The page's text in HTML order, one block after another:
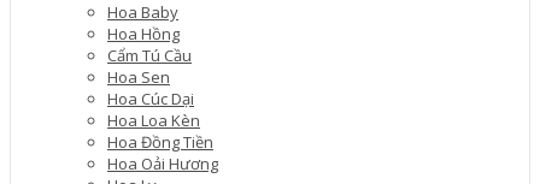
Hoa Baby
Hoa Hồng
Cẩm Tú Cầu
Hoa Sen
Hoa Cúc Dại
Hoa Loa Kèn
Hoa Đồng Tiền
Hoa Oải Hương